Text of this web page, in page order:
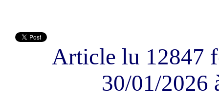
Article lu 12847
30/01/2026